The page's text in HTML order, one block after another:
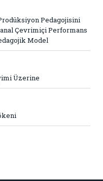
Pedagojisini
Çevrimiçi Performans
Model
Üzerine